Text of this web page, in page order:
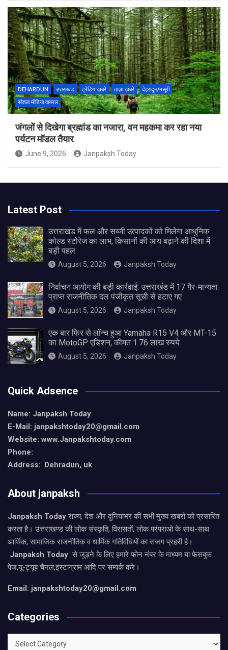
DEHARDUN उत्तराखंड ट्रेंडिंग खबरें ताज़ा ख़बरें
देहरादून/मसूरी
सोशल मीडिया वायरल
जंगलों से दिखेगा ब्रह्मांड का नजारा, वन महकमा कर रहा नया
पर्यटन मॉडल तैयार
June 9, 2026 Janpaksh Today
Latest Post
उत्तराखंड में फल और सब्जी उत्पादकों को मिलेगा आधुनिक
कोल्ड स्टोरेज का लाभ, किसानों की आय बढ़ाने की दिशा में
बड़ी पहल
August 5, 2026 Janpaksh Today
निर्वाचन आयोग की बड़ी कार्रवाई: उत्तराखंड में 17 गैर-मान्यता
प्राप्त राजनीतिक दल पंजीकृत सूची से हटाए गए
August 5, 2026 Janpaksh Today
एक बार फिर से लॉन्च हुआ Yamaha R15 V4 और MT-15
का MotoGP एडिशन, कीमत 1.76 लाख रुपये
August 5, 2026 Janpaksh Today
Quick Adsence
Name: Janpaksh Today
E-Mail: janpakshtoday20@gmail.com
Website: www.Janpakshtoday.com
Phone:
Address: Dehradun, uk
About janpaksh
Janpaksh Todayराज्य, देश और दुनियाभर की सभी मुख्य खबरों को प्रसारित
करता है। उत्तराखण्ड की लोक संस्कृति, विरासतों, लोक परंपराओ के साथ-साथ
आर्थिक, सामाजिक राजनीतिक व धार्मिक गतिविधियों का सजग प्रहरी है।
Janpaksh Today से जुड़ने के लिए हमारे फोन नंबर के माध्यम या फेसबुक
पेज,यू-ट्यूब चैनल,इंस्टाग्राम आदि पर सम्पर्क करे।
Email: janpakshtoday20@gmail.com
Categories
Categories